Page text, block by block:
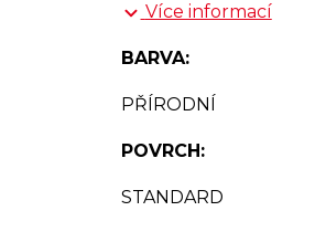
Více informací
BARVA:
PŘÍRODNÍ
POVRCH:
STANDARD